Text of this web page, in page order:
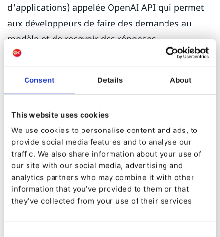
Consent Details About
This website uses cookies
We use cookies to personalise content and ads, to
provide social media features and to analyse our
traffic. We also share information about your use of
our site with our social media, advertising and
analytics partners who may combine it with other
information that you’ve provided to them or that
they’ve collected from your use of their services.
d'applications) appelée OpenAI API qui permet
aux développeurs de faire des demandes au
modèle et de recevoir des réponses.
5. Analyse des données clients– ChatGPT peut
informations qu'il reçoit. Cela permet aux